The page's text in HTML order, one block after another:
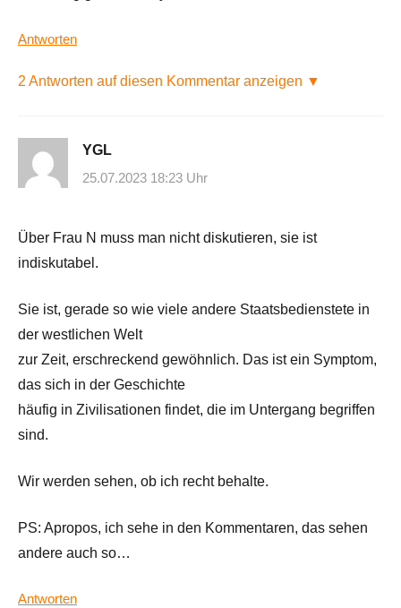
Antworten
2 Antworten auf diesen Kommentar anzeigen ▼
YGL
25.07.2023 18:23 Uhr
Über Frau N muss man nicht diskutieren, sie ist
indiskutabel.
Sie ist, gerade so wie viele andere Staatsbedienstete in
der westlichen Welt
zur Zeit, erschreckend gewöhnlich. Das ist ein Symptom,
das sich in der Geschichte
häufig in Zivilisationen findet, die im Untergang begriffen
sind.
Wir werden sehen, ob ich recht behalte.
PS: Apropos, ich sehe in den Kommentaren, das sehen
andere auch so…
Antworten